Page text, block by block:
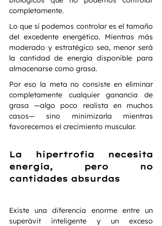
completamente.
Lo que sí podemos controlar es el tamaño
del excedente energético. Mientras más
moderado y estratégico sea, menor será
la cantidad de energía disponible para
almacenarse como grasa.
Por eso la meta no consiste en eliminar
completamente cualquier ganancia de
grasa —algo poco realista en muchos
casos— sino minimizarla mientras
favorecemos el crecimiento muscular.
La hipertrofia necesita
energía, pero no
cantidades absurdas
Existe una diferencia enorme entre un
superávit inteligente y un exceso